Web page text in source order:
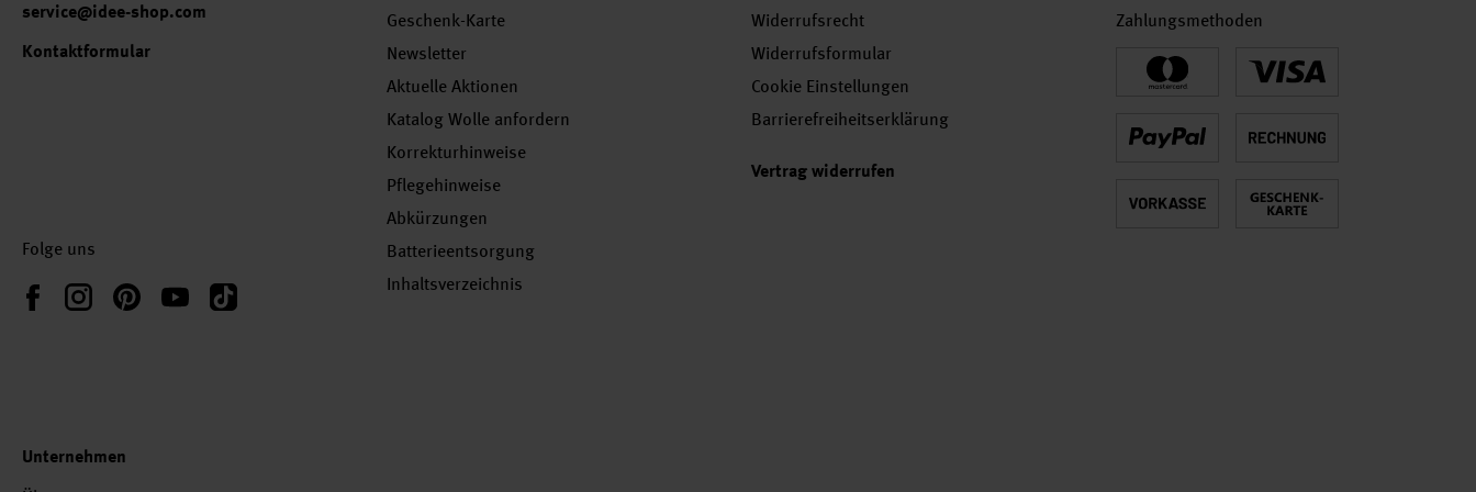
service@idee-shop.com
Kontaktformular
Folge uns
FacebookInstagramPinterestYouTubeTikTok
Geschenk-Karte
Newsletter
Aktuelle Aktionen
Katalog Wolle anfordern
Korrekturhinweise
Pflegehinweise
Abkürzungen
Batterieentsorgung
Inhaltsverzeichnis
Widerrufsrecht
Widerrufsformular
Cookie Einstellungen
Barrierefreiheitserklärung
Vertrag widerrufen
Zahlungsmethoden
Unternehmen